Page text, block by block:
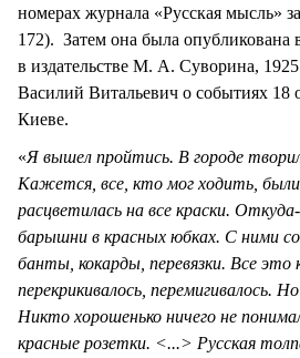
номерах журнала «Русская мысль»
172). Затем она была опубликована
в издательстве М. А. Суворина,
Василий Витальевич о событиях 18
Киеве.
«Я вышел пройтись. В городе
Кажется, все, кто мог ходить,
расцветилась на все краски.
барышни в красных юбках. С ними
банты, кокарды, перевязки. Все это
перекрикивалось, перемигивалось.
Никто хорошенько ничего не
красные розетки. <...> Русская